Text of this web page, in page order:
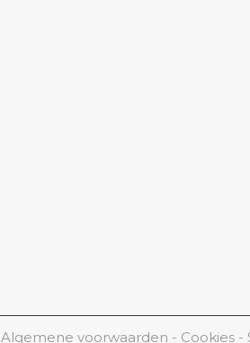
Algemene voorwaarden Cookies